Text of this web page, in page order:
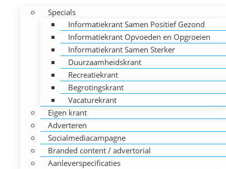
Specials
Informatiekrant Samen Positief Gezond
Informatiekrant Opvoeden en Opgroeien
Informatiekrant Samen Sterker
Duurzaamheidskrant
Recreatiekrant
Begrotingskrant
Vacaturekrant
Eigen krant
Adverteren
Socialmediacampagne
Branded content / advertorial
Aanleverspecificaties